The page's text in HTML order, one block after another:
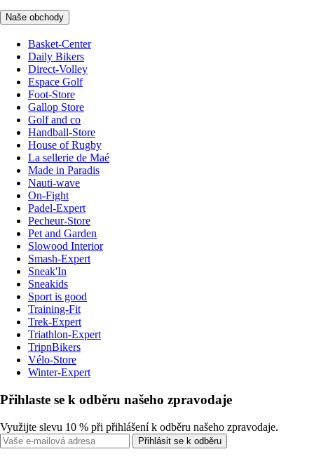
Naše obchody
Basket-Center
Daily Bikers
Direct-Volley
Espace Golf
Foot-Store
Gallop Store
Golf and co
Handball-Store
House of Rugby
La sellerie de Maé
Made in Paradis
Nauti-wave
On-Fight
Padel-Expert
Pecheur-Store
Pet and Garden
Slowood Interior
Smash-Expert
Sneak'In
Sneakids
Sport is good
Training-Fit
Trek-Expert
Triathlon-Expert
TripnBikers
Vélo-Store
Winter-Expert
Přihlaste se k odběru našeho zpravodaje
Využijte slevu 10 % při přihlášení k odběru našeho zpravodaje.
Přihlásit se k odběru